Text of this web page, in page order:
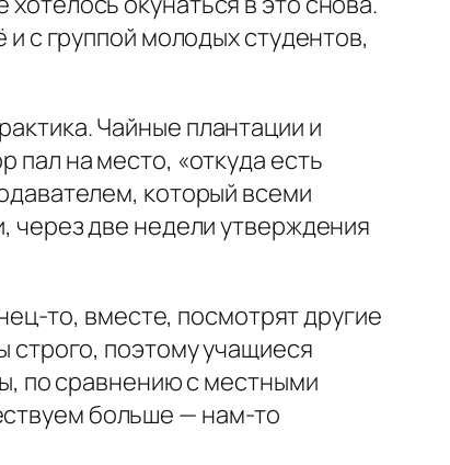
с группой молодых студентов,
Чайные плантации и
пал на место, «откуда есть
который всеми
через две недели утверждения
то, вместе, посмотрят другие
строго, поэтому учащиеся
по сравнению с местными
больше — нам-то